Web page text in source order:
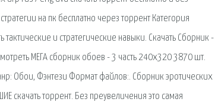
на пк бесплатно через торрент Категория
и стратегические навыки. Скачать Сборник -
МЕГА сборник обоев - 3 часть 240x320 3870 шт.
Обои, Фэнтези Формат файлов:. Сборник эротических
скачать торрент. Без преувеличения это самая